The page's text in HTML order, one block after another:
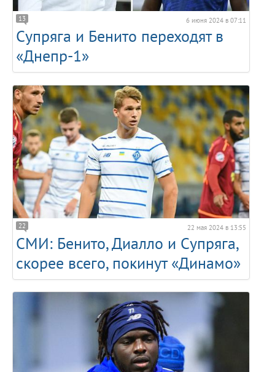
13 6 июня 2024 в 07:11
Супряга и Бенито переходят в
«Днепр-1»
22 22 мая 2024 в 13:55
СМИ: Бенито, Диалло и Супряга,
скорее всего, покинут «Динамо»